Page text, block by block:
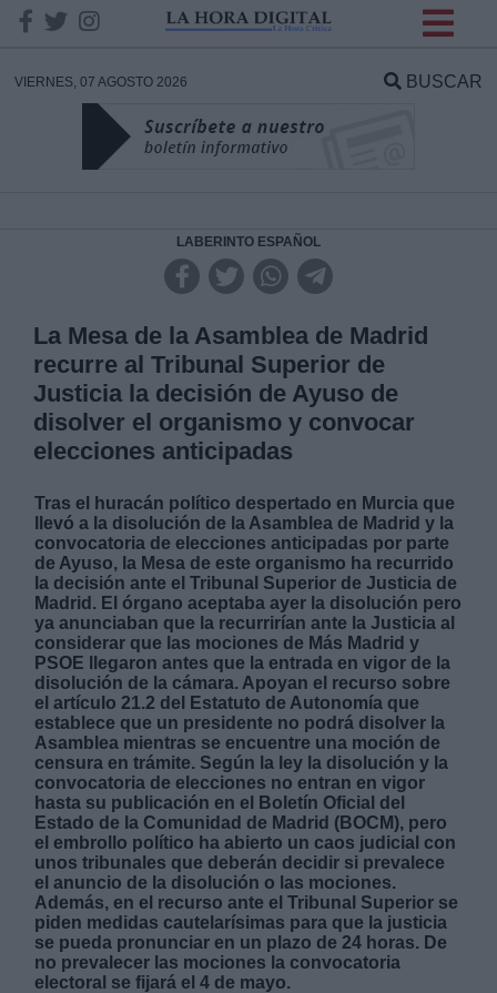
VIERNES, 07 AGOSTO 2026 BUSCAR
LABERINTO ESPAÑOL
La Mesa de la Asamblea de Madrid
recurre al Tribunal Superior de
Justicia la decisión de Ayuso de
disolver el organismo y convocar
elecciones anticipadas
Tras el huracán político despertado en Murcia que
llevó a la disolución de la Asamblea de Madrid y la
convocatoria de elecciones anticipadas por parte
de Ayuso, la Mesa de este organismo ha recurrido
la decisión ante el Tribunal Superior de Justicia de
Madrid. El órgano aceptaba ayer la disolución pero
ya anunciaban que la recurrirían ante la Justicia al
considerar que las mociones de Más Madrid y
PSOE llegaron antes que la entrada en vigor de la
disolución de la cámara. Apoyan el recurso sobre
el artículo 21.2 del Estatuto de Autonomía que
establece que un presidente no podrá disolver la
Asamblea mientras se encuentre una moción de
censura en trámite. Según la ley la disolución y la
convocatoria de elecciones no entran en vigor
hasta su publicación en el Boletín Oficial del
Estado de la Comunidad de Madrid (BOCM), pero
el embrollo político ha abierto un caos judicial con
unos tribunales que deberán decidir si prevalece
el anuncio de la disolución o las mociones.
Además, en el recurso ante el Tribunal Superior se
piden medidas cautelarísimas para que la justicia
se pueda pronunciar en un plazo de 24 horas. De
no prevalecer las mociones la convocatoria
electoral se fijará el 4 de mayo.
DATOS
Responsable:
Legitimación:
Destinatarios:
Derechos:
link
Información adicional
link